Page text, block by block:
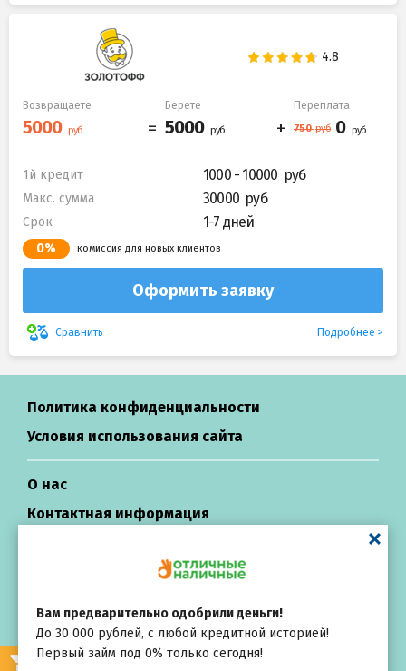
Возвращаете Берете Переплата
1й кредит 1000 - 10000
Макс. сумма 30000
Срок 1-7 дней
0% комиссия для новых клиентов
Оформить заявку
Сравнить Подробнее
Вам предварительно одобрили деньги!
До 30 000 рублей, с любой кредитной историей!
Первый займ под 0% только сегодня!
Политика конфиденциальности
Условия использования сайта
О нас
Контактная информация
Займы в России
All rights reserved ©